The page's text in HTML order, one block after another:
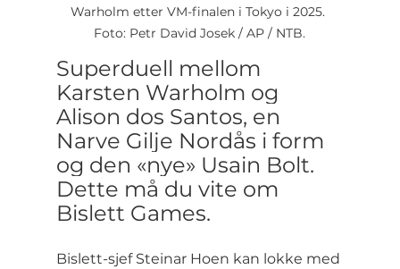
Warholm etter VM-finalen i Tokyo i 2025.
Foto: Petr David Josek / AP / NTB.
Superduell mellom
Karsten Warholm og
Alison dos Santos, en
Narve Gilje Nordås i form
og den «nye» Usain Bolt.
Dette må du vite om
Bislett Games.
Bislett-sjef Steinar Hoen kan lokke med